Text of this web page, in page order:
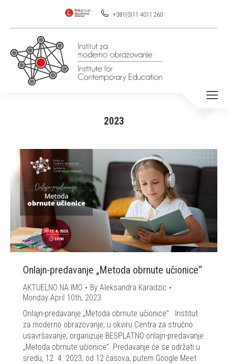
+381(0)11 4011 260
2023
Onlajn-predavanje „Metoda obrnute učionice“
AKTUELNO NA IMO By Aleksandra Karadzic
Monday April 10th, 2023
Onlajn-predavanje „Metoda obrnute učionice” Institut
za moderno obrazovanje, u okviru Centra za stručno
usavršavanje, organizuje BESPLATNO onlajn-predavanje
„Metoda obrnute učionice”. Predavanje će se održati u
sredu, 12. 4. 2023, od 12 časova, putem Google Meet